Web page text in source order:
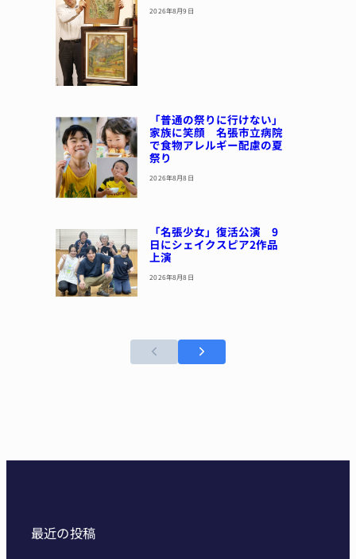
2026年8月9日
「普通の祭りに行けない」
家族に笑顔 名張市立病院
で食物アレルギー配慮の夏
祭り
2026年8月8日
「名張少女」復活公演 9
日にシェイクスピア2作品
上演
2026年8月8日
最近の投稿